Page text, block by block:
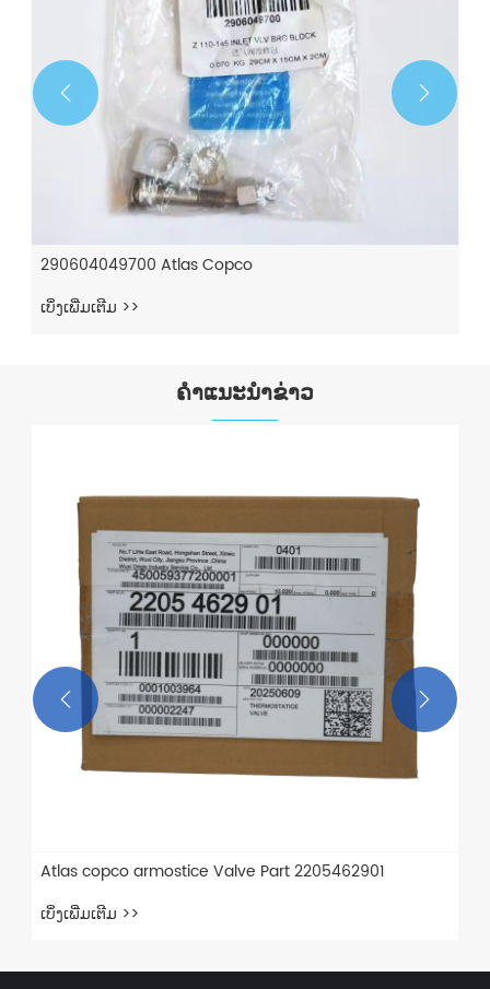
290604049700 Atlas Copco
ເບິ່ງເພີ່ມເຕີມ >>
 
ຄໍາແນະນໍາຂ່າວ
Atlas copco armostice Valve Part 2205462901
ເບິ່ງເພີ່ມເຕີມ >>
 